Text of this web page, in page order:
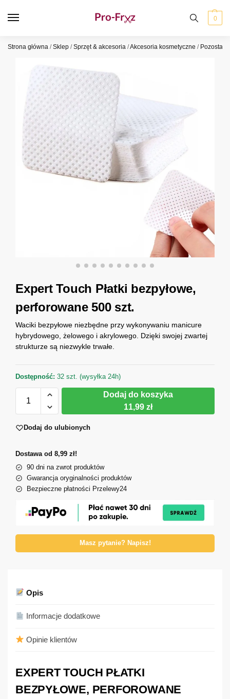
0
Strona główna /Sklep /Sprzęt & akcesoria /Akcesoria kosmetyczne / Pozostałe
Expert Touch Płatki bezpyłowe,
perforowane 500 szt.
Waciki bezpyłowe niezbędne przy wykonywaniu manicure
hybrydowego, żelowego i akrylowego. Dzięki swojej zwartej
strukturze są niezwykle trwałe.
Dostępność: 32 szt. (wysyłka 24h)
Dodaj do koszyka
11,99 zł
Dodaj do ulubionych
Dostawa od 8,99 zł!
90 dni na zwrot produktów
Gwarancja oryginalności produktów
Bezpieczne płatności Przelewy24
Masz pytanie? Napisz!
Opis
Informacje dodatkowe
Opinie klientów
EXPERT TOUCH PŁATKI
BEZPYŁOWE, PERFOROWANE